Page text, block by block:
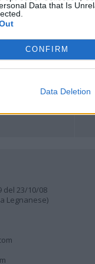
Data that Is
CONFIRM
Data Deletion
del 23/10/08
Legnanese)